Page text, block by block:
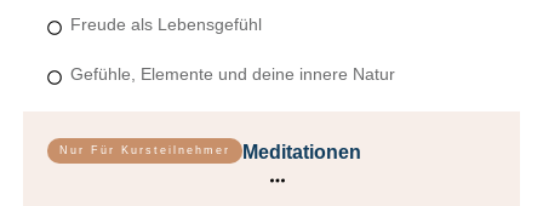
Freude als Lebensgefühl
Gefühle, Elemente und deine innere Natur
Nur Für Kursteilnehmer Meditationen